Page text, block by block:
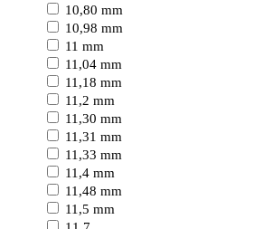
10,80 mm
10,98 mm
11 mm
11,04 mm
11,18 mm
11,2 mm
11,30 mm
11,31 mm
11,33 mm
11,4 mm
11,48 mm
11,5 mm